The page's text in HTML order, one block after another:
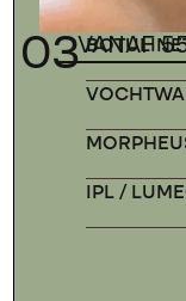
03VANAF
IPL /